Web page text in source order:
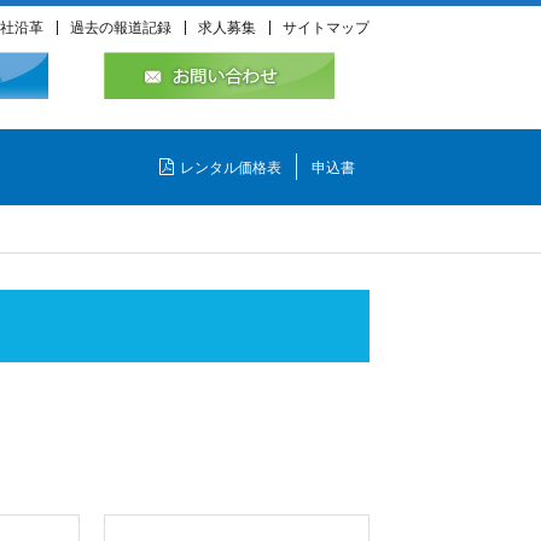
沿革 過去の報道記録 求人募集 サイトマップ
レンタル価格表 申込書